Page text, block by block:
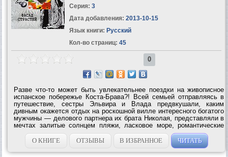
Серия: 3
Дата добавления: 2013-10-15
Язык книги: Русский
Кол-во страниц: 45
0
Разве что-то может быть увлекательнее поездки на живописное
испанское побережье Коста-Брава?! Всей семьей отправляясь в
путешествие, сестры Эльвира и Влада предвкушали, каким
дивным окажется отдых на роскошной вилле интересного богатого
мужчины — делового партнера их брата Николая, представляли в
мечтах залитые солнцем пляжи, ласковое море, романтические
прогулки на яхте, знакомство со сказочной Барселоной. И никто из
этой...О КНИГЕ ОТЗЫВЫ В ИЗБРАННОЕ ЧИТАТЬ